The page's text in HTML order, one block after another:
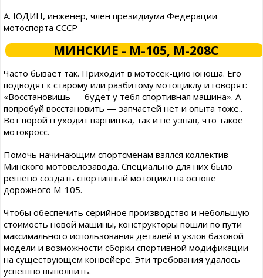
А. ЮДИН, инженер, член президиума Федерации
мотоспорта СССР
МИНСКИЕ - М-105, М-208С
Часто бывает так. Приходит в мотосек-цию юноша. Его
подводят к старому или разбитому мотоциклу и говорят:
«Восстановишь — будет у тебя спортивная машина». А
попробуй восстановить — запчастей нет и опыта тоже..
Вот порой н уходит парнишка, так и не узнав, что такое
мотокросс.
Помочь начинающим спортсменам взялся коллектив
Минского мотовелозавода. Специально для них было
решено создать спортивный мотоцикл на основе
дорожного М-105.
Чтобы обеспечить серийное производство и небольшую
стоимость новой машины, конструкторы пошли по пути
максимального использования деталей и узлов базовой
модели и возможности сборки спортивной модификации
на существующем конвейере. Эти требования удалось
успешно выполнить.